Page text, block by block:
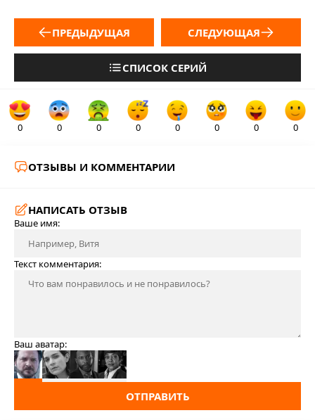
ПРЕДЫДУЩАЯ
СПИСОК СЕРИЙ
СЛЕДУЮЩАЯ
0 0 0 0 0 0 0 0
ОТЗЫВЫ И КОММЕНТАРИИ
НАПИСАТЬ ОТЗЫВ
Ваше имя:
Текст комментария:
Ваш аватар:
ОТПРАВИТЬ